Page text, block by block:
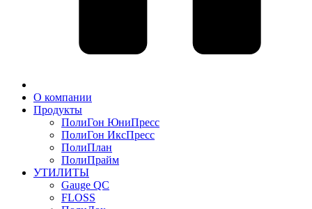
О компании
Продукты
ПолиГон ЮниПресс
ПолиГон ИксПресс
ПолиПлан
ПолиПрайм
УТИЛИТЫ
Gauge QC
FLOSS